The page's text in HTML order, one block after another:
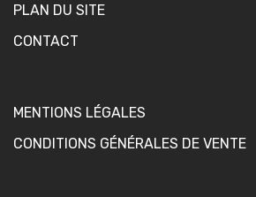
PLAN DU SITE
CONTACT
MENTIONS LÉGALES
CONDITIONS GÉNÉRALES DE VENTE